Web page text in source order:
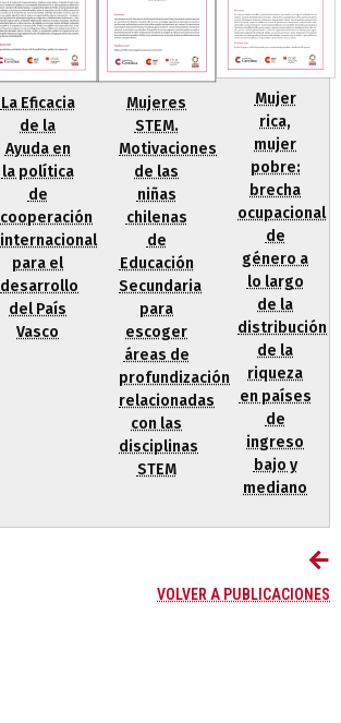
La Eficacia
de la
Ayuda en
la política
de
cooperación
internacional
para el
desarrollo
del País
Vasco
Mujeres
STEM.
Motivaciones
de las
niñas
chilenas
de
Educación
Secundaria
para
escoger
áreas de
profundización
relacionadas
con las
disciplinas
STEM
Mujer
rica,
mujer
pobre:
brecha
ocupacional
de
género a
lo largo
de la
distribución
de la
riqueza
en países
de
ingreso
bajo y
mediano
VOLVER A PUBLICACIONES